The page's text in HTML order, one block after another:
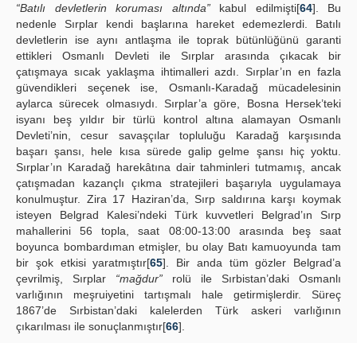
“Batılı devletlerin koruması altında”kabul edilmişti[64]. Bu
nedenle Sırplar kendi başlarına hareket edemezlerdi. Batılı
devletlerin ise aynı antlaşma ile toprak bütünlüğünü garanti
ettikleri Osmanlı Devleti ile Sırplar arasında çıkacak bir
çatışmaya sıcak yaklaşma ihtimalleri azdı. Sırplar’ın en fazla
güvendikleri seçenek ise, Osmanlı-Karadağ mücadelesinin
aylarca sürecek olmasıydı. Sırplar’a göre, Bosna Hersek’teki
isyanı beş yıldır bir türlü kontrol altına alamayan Osmanlı
Devleti’nin, cesur savaşçılar topluluğu Karadağ karşısında
başarı şansı, hele kısa sürede galip gelme şansı hiç yoktu.
Sırplar’ın Karadağ harekâtına dair tahminleri tutmamış, ancak
çatışmadan kazançlı çıkma stratejileri başarıyla uygulamaya
konulmuştur. Zira 17 Haziran’da, Sırp saldırına karşı koymak
isteyen Belgrad Kalesi’ndeki Türk kuvvetleri Belgrad’ın Sırp
mahallerini 56 topla, saat 08:00-13:00 arasında beş saat
boyunca bombardıman etmişler, bu olay Batı kamuoyunda tam
bir şok etkisi yaratmıştır[65]. Bir anda tüm gözler Belgrad’a
çevrilmiş, Sırplar “mağdur” rolü ile Sırbistan’daki Osmanlı
varlığının meşruiyetini tartışmalı hale getirmişlerdir. Süreç
1867’de Sırbistan’daki kalelerden Türk askeri varlığının
çıkarılması ile sonuçlanmıştır[66].